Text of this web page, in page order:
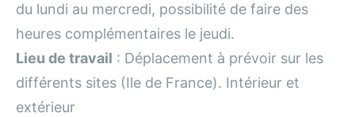
du lundi au mercredi, possibilité de faire des
heures complémentaires le jeudi.
Lieu de travail : Déplacement à prévoir sur les
différents sites (Ile de France). Intérieur et
extérieur